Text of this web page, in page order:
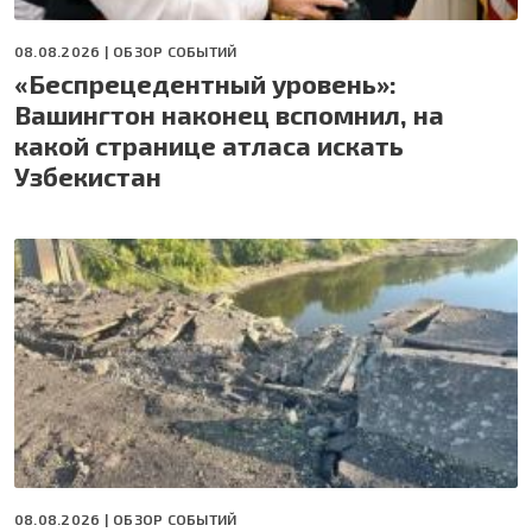
08.08.2026 | ОБЗОР СОБЫТИЙ
«Беспрецедентный уровень»:
Вашингтон наконец вспомнил, на
какой странице атласа искать
Узбекистан
08.08.2026 | ОБЗОР СОБЫТИЙ